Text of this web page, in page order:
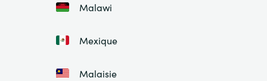
Malawi
Mexique
Malaisie